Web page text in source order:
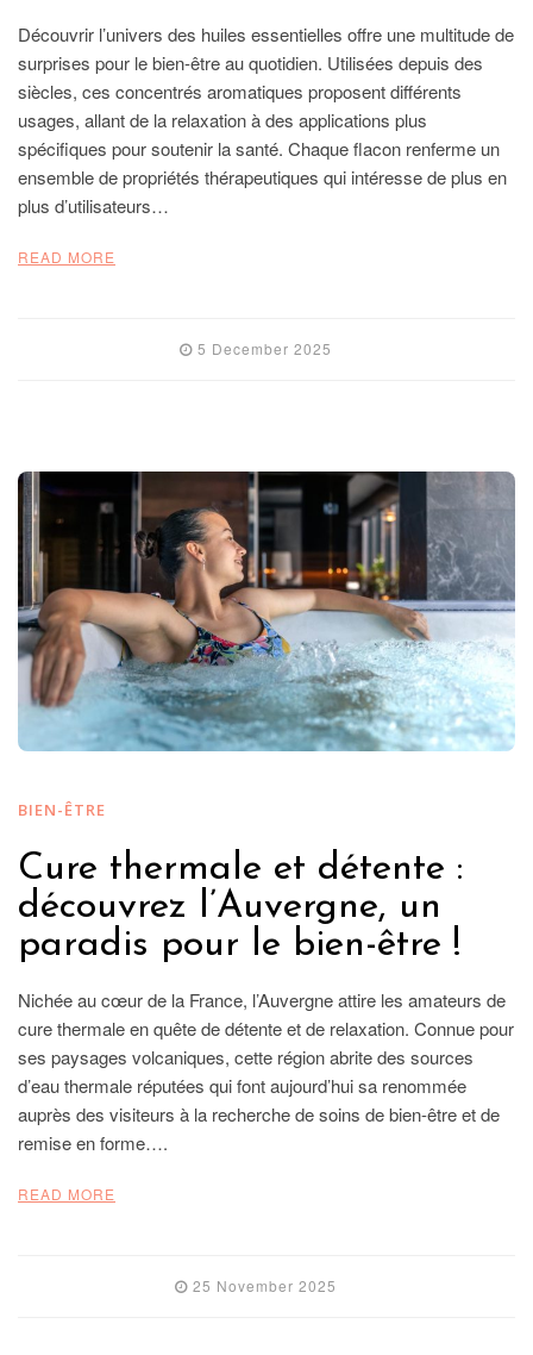
Découvrir l’univers des huiles essentielles offre une multitude de
surprises pour le bien-être au quotidien. Utilisées depuis des
siècles, ces concentrés aromatiques proposent différents
usages, allant de la relaxation à des applications plus
spécifiques pour soutenir la santé. Chaque flacon renferme un
ensemble de propriétés thérapeutiques qui intéresse de plus en
plus d’utilisateurs…
READ MORE
5 December 2025
BIEN-ÊTRE
Cure thermale et détente :
découvrez l’Auvergne, un
paradis pour le bien-être !
Nichée au cœur de la France, l’Auvergne attire les amateurs de
cure thermale en quête de détente et de relaxation. Connue pour
ses paysages volcaniques, cette région abrite des sources
d’eau thermale réputées qui font aujourd’hui sa renommée
auprès des visiteurs à la recherche de soins de bien-être et de
remise en forme….
READ MORE
25 November 2025